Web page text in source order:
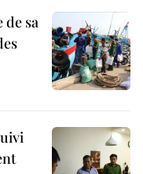
sa